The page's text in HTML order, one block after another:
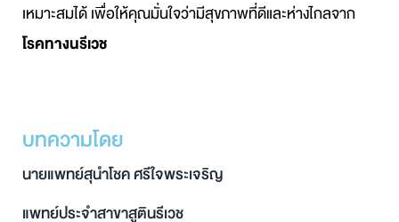
เหมาะสมได้ เพื่อให้คุณมั่นใจว่ามีสุขภาพที่ดีและห่างไกลจาก
โรคทางนรีเวช
บทความโดย
นายแพทย์สุนำโชค ศรีใจพระเจริญ
แพทย์ประจำสาขาสูตินรีเวช